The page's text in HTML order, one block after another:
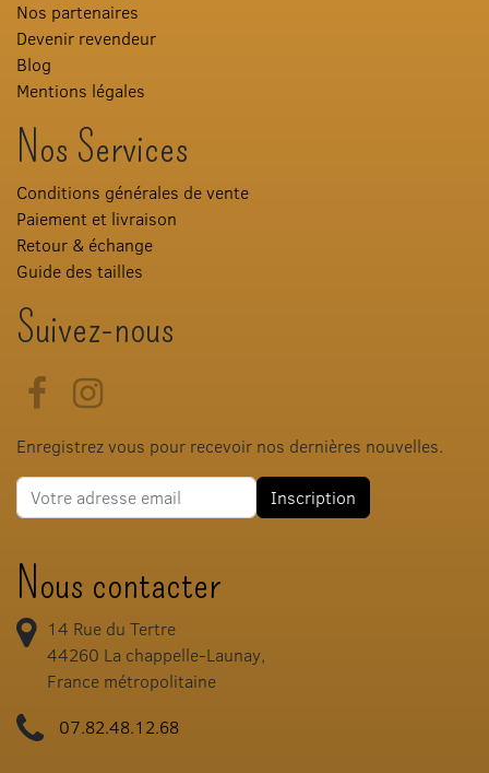
Nos partenaires
Devenir revendeur
Blog
Mentions légales
Nos Services
Conditions générales de vente
Paiement et livraison
Retour & échange
Guide des tailles
Suivez-nous
FacebookInstagram
Enregistrez vous pour recevoir nos dernières nouvelles.
Adresse e-mail
Inscription
Nous contacter
14 Rue du Tertre
44260 La chappelle-Launay,
France métropolitaine
07.82.48.12.68